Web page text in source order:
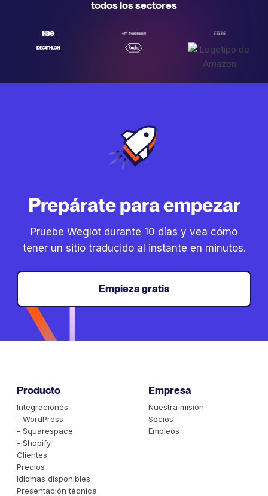
todos los sectores
Prepárate para empezar
Pruebe Weglot durante 10 días y vea cómo
tener un sitio traducido al instante en minutos.
Empieza gratis
Producto
Integraciones
- WordPress
- Squarespace
- Shopify
Clientes
Precios
Idiomas disponibles
Presentación técnica
Empresa
Nuestra misión
Socios
Empleos